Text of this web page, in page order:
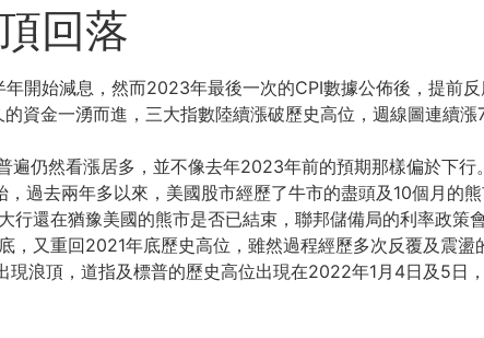
回落
開始減息， 然而2023年最後一次的CPI數據公佈後， 提前
資金一湧而進， 三大指數陸續漲破歷史高位，週線圖連續漲
遍仍然看漲居多， 並不像去年2023年前的預期那樣偏於下行。
過去兩年多以來， 美國股市經歷了牛市的盡頭及10個月的熊
行還在猶豫美國的熊市是否已結束， 聯邦儲備局的利率政策
， 又重回2021年底歷史高位， 雖然過程經歷多次反覆及震盪
浪頂， 道指及標普的歷史高位出現在2022年1月4日及5日，